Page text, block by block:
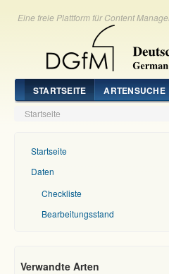
Eine freie Plattform für Content
STARTSEITE ARTENSUCHE
Startseite
Startseite
Daten
Checkliste
Bearbeitungsstand
Verwandte Arten